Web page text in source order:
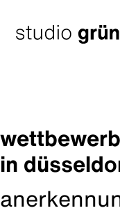
Inhalt
springen
Startseite
in